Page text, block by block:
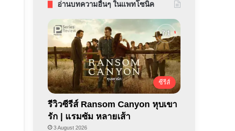
อ่านบทความอื่นๆ ในแพทโซนิค
ซีรีส์
รีวิวซีรีส์ Ransom Canyon หุบเขา
รัก | แรมซัม หลายเส้า
3 August 2026